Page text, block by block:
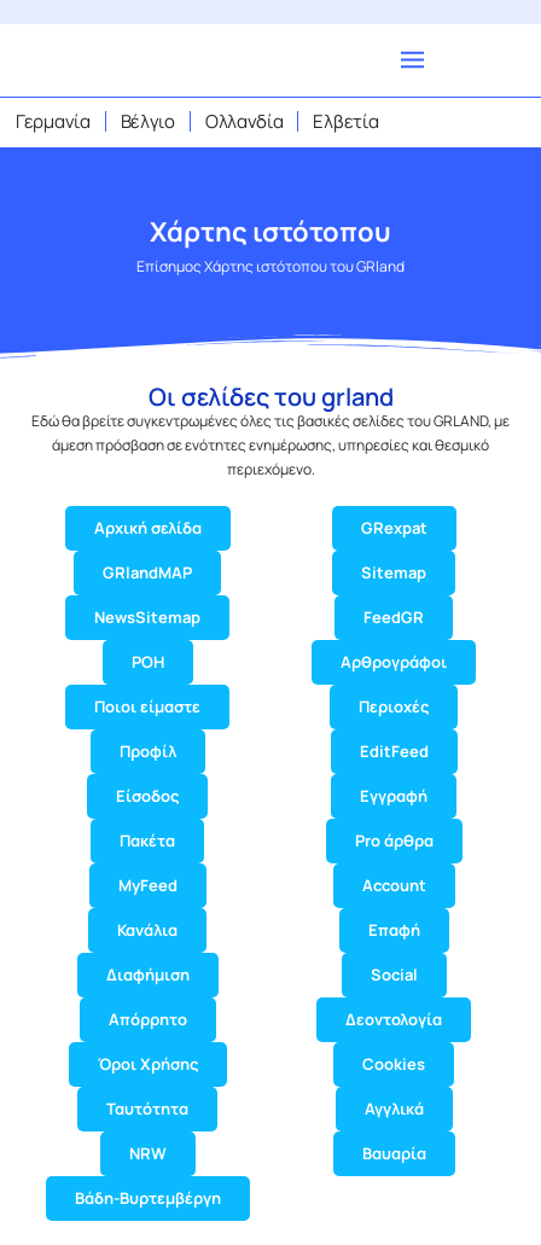
Γερμανία Βέλγιο Ολλανδία Ελβετία
Χάρτης ιστότοπου
Επίσημος Χάρτης ιστότοπου του GRland
Οι σελίδες του grland
Εδώ θα βρείτε συγκεντρωμένες όλες τις βασικές σελίδες του GRLAND, με
άμεση πρόσβαση σε ενότητες ενημέρωσης, υπηρεσίες και θεσμικό
περιεχόμενο.
Αρχική σελίδα GRexpat
GRlandMAP Sitemap
NewsSitemap FeedGR
ΡΟΗ Αρθρογράφοι
Ποιοι είμαστε Περιοχές
Προφίλ EditFeed
Είσοδος Εγγραφή
Πακέτα Pro άρθρα
MyFeed Account
Κανάλια Επαφή
Διαφήμιση Social
Απόρρητο Δεοντολογία
Όροι Χρήσης Cookies
Ταυτότητα Αγγλικά
NRW Βαυαρία
Βάδη-Βυρτεμβέργη